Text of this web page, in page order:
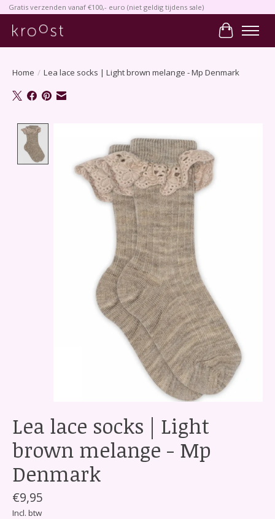
Gratis verzenden vanaf €100,- euro (niet geldig tijdens sale)
Home / Lea lace socks | Light brown melange - Mp Denmark
Lea lace socks | Light
brown melange - Mp
Denmark
€9,95
Incl. btw